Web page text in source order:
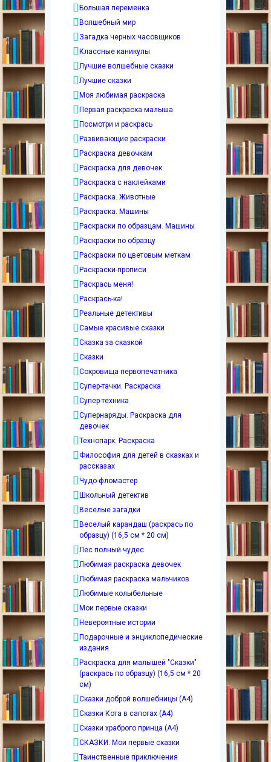
Большая переменка
Волшебный мир
Загадка черных часовщиков
Классные каникулы
Лучшие волшебные сказки
Лучшие сказки
Моя любимая раскраска
Первая раскраска малыша
Посмотри и раскрась
Развивающие раскраски
Раскраска девочкам
Раскраска для девочек
Раскраска с наклейками
Раскраска. Животные
Раскраска. Машины
Раскраски по образцам. Машины
Раскраски по образцу
Раскраски по цветовым меткам
Раскраски-прописи
Раскрась меня!
Раскрась-ка!
Реальные детективы
Самые красивые сказки
Сказка за сказкой
Сказки
Сокровища первопечатника
Супер-тачки. Раскраска
Супер-техника
Супернаряды. Раскраска для
девочек
Технопарк. Раскраска
Философия для детей в сказках и
рассказах
Чудо-фломастер
Школьный детектив
Веселые загадки
Веселый карандаш (раскрась по
образцу) (16,5 см * 20 см)
Лес полный чудес
Любимая раскраска девочек
Любимая раскраска мальчиков
Любимые колыбельные
Мои первые сказки
Невероятные истории
Подарочные и энциклопедические
издания
Раскраска для малышей "Сказки"
(раскрась по образцу) (16,5 см * 20
см)
Сказки доброй волшебницы (А4)
Сказки Кота в сапогах (А4)
Сказки храброго принца (А4)
СКАЗКИ. Мои первые сказки
Таинственные приключения